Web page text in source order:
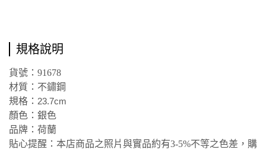
規格說明
貨號：91678
材質：不鏽鋼
規格： 23.7cm
顏色：銀色
品牌：荷蘭
貼心提醒：本店商品之照片與實品約有3-5%不等之色差，購